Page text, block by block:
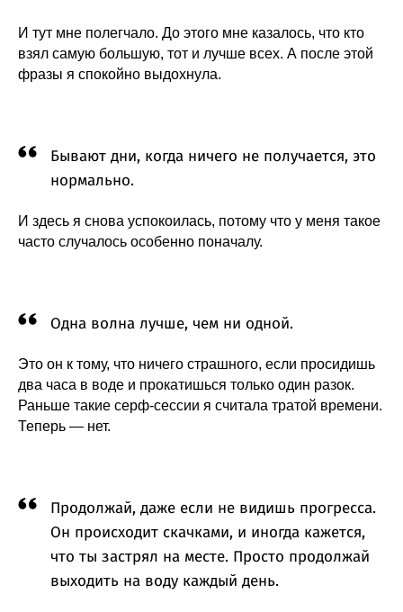
И тут мне полегчало. До этого мне казалось, что кто
взял самую большую, тот и лучше всех. А после этой
фразы я спокойно выдохнула.
Бывают дни, когда ничего не получается, это
нормально.
И здесь я снова успокоилась, потому что у меня такое
часто случалось особенно поначалу.
Одна волна лучше, чем ни одной.
Это он к тому, что ничего страшного, если просидишь
два часа в воде и прокатишься только один разок.
Раньше такие серф-сессии я считала тратой времени.
Теперь — нет.
Продолжай, даже если не видишь прогресса.
Он происходит скачками, и иногда кажется,
что ты застрял на месте. Просто продолжай
выходить на воду каждый день.